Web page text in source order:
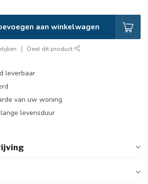
aan winkelwagen
Deel dit product
leverbaar
van uw woning
levensduur